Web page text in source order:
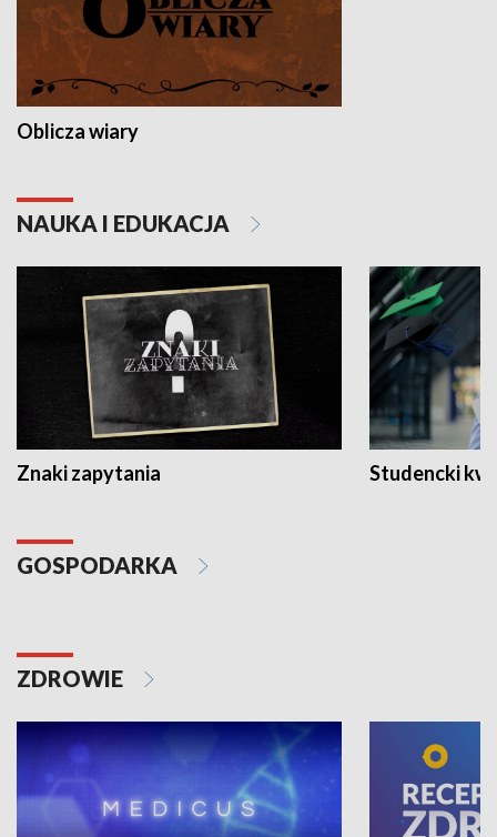
Oblicza wiary
NAUKA I EDUKACJA
Znaki zapytania Studencki
GOSPODARKA
ZDROWIE